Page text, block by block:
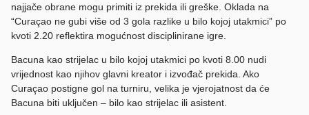
najjače obrane mogu primiti iz prekida ili greške. Oklada na
“Curaçao ne gubi više od 3 gola razlike u bilo kojoj utakmici” po
kvoti 2.20 reflektira mogućnost disciplinirane igre.
Bacuna kao strijelac u bilo kojoj utakmici po kvoti 8.00 nudi
vrijednost kao njihov glavni kreator i izvođač prekida. Ako
Curaçao postigne gol na turniru, velika je vjerojatnost da će
Bacuna biti uključen – bilo kao strijelac ili asistent.